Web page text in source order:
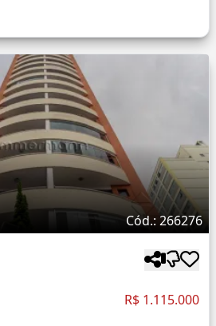
Cód.: 266276
R$ 1.115.000